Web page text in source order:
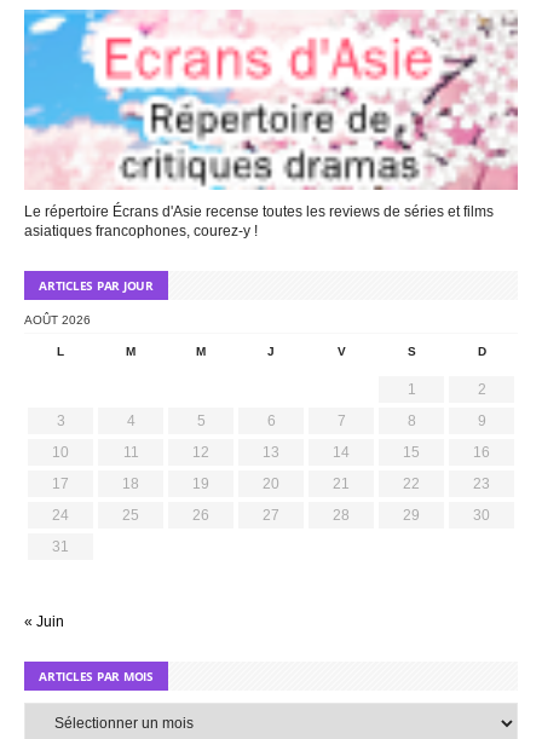
Le répertoire Écrans d'Asie recense toutes les reviews de séries et films
asiatiques francophones, courez-y !
ARTICLES PAR JOUR
AOÛT 2026
L M M J V S D
1
2
3
4 5 6 7 8
9
10
11 12 13 14 15
16
17
18 19 20 21 22
23
24
25 26 27 28 29
30
31
« Juin
ARTICLES PAR MOIS